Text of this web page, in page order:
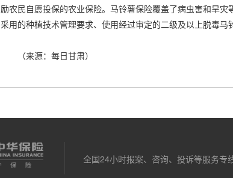
励农民自愿投保的农业保险。马铃薯保险覆盖了病虫害和旱
采用的种植技术管理要求、使用经过审定的二级及以上脱毒
（来源：每日甘肃）
全国24小时报案、咨询、投诉等服务专